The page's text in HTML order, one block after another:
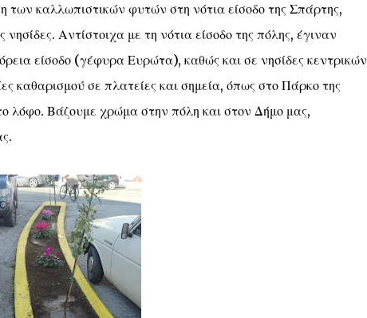
καλλωπιστικών φυτών στη νότια είσοδο της Σπάρτης,
Αντίστοιχα με τη νότια είσοδο της πόλης, έγιναν
είσοδο (γέφυρα Ευρώτα), καθώς και σε νησίδες κεντρικών
καθαρισμού σε πλατείες και σημεία, όπως στο Πάρκο της
λόφο. Βάζουμε χρώμα στην πόλη και στον Δήμο μας,